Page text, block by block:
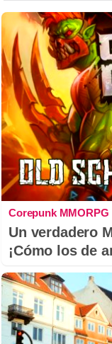
Corepunk MMORPG
Un verdadero
¡Cómo los de